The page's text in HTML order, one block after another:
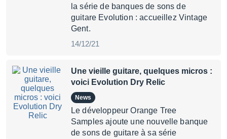
la série de banques de sons de
guitare Evolution : accueillez Vintage
Gent.
14/12/21
Une vieille guitare, quelques micros :
voici Evolution Dry Relic
News
Le développeur Orange Tree
Samples ajoute une nouvelle banque
de sons de guitare à sa série